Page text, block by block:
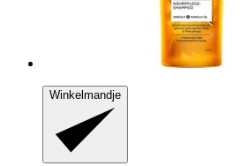
Winkelmandje